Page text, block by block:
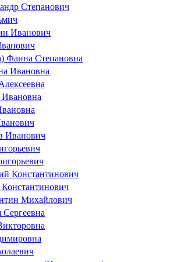
Степанович
Иванович
Фаина Степановна
Ивановна
Ивановна
Иванович
Константинович
Михайлович